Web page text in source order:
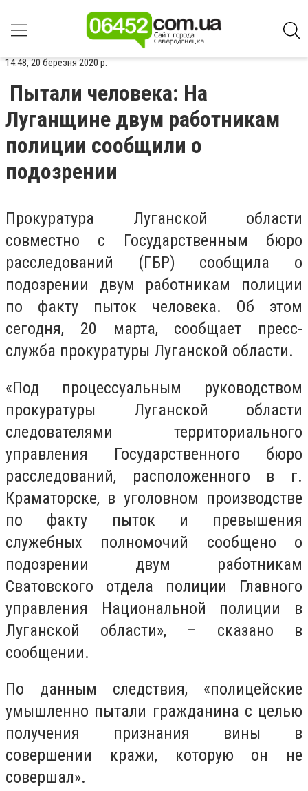
14:48, 20 березня 2020 р.
Пытали человека: На
Луганщине двум работникам
полиции сообщили о
подозрении
Прокуратура Луганской области
совместно с Государственным бюро
расследований (ГБР) сообщила о
подозрении двум работникам полиции
по факту пыток человека. Об этом
сегодня, 20 марта, сообщает пресс-
служба прокуратуры Луганской области.
«Под процессуальным руководством
прокуратуры Луганской области
следователями территориального
управления Государственного бюро
расследований, расположенного в г.
Краматорске, в уголовном производстве
по факту пыток и превышения
служебных полномочий сообщено о
подозрении двум работникам
Сватовского отдела полиции Главного
управления Национальной полиции в
Луганской области», – сказано в
сообщении.
По данным следствия, «полицейские
умышленно пытали гражданина с целью
получения признания вины в
совершении кражи, которую он не
совершал».